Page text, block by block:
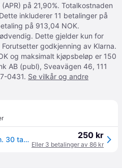
på 21,90%. Totalkostnaden
inkluderer 11 betalinger på
på 913,04 NOK.
Dette gjelder kun for
godkjenning av Klarna.
og maksimalt kjøpsbeløp er 150
AB (publ), Sveavägen 46, 111
0431. Se vilkår og andre
Marvin's Magic | Tryllesett m. 30 tankelesertriks 250 kr
Eller 3 betalinger av 86 kr